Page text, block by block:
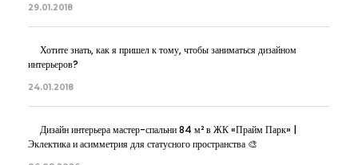
29.01.2018
Хотите знать, как я пришел к тому, чтобы заниматься дизайном
интерьеров?
24.01.2018
Дизайн интерьера мастер-спальни 84 м² в ЖК «Прайм Парк» |
Эклектика и асимметрия для статусного пространства 🎨